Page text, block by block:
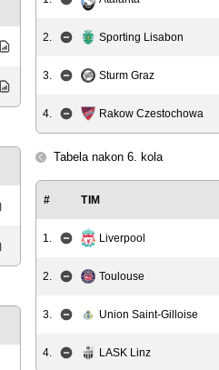
2. Sporting Lisabon
3. Sturm Graz
4. Rakow Czestochowa
Tabela nakon 6. kola
# TIM
1. Liverpool
2. Toulouse
3. Union Saint-Gilloise
4. LASK Linz